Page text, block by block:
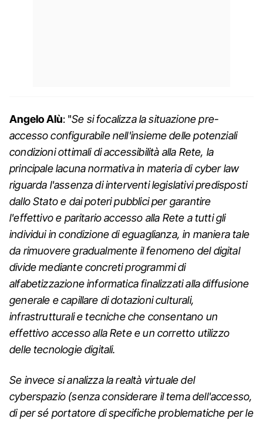
Angelo Alù: "Se si focalizza la situazione pre-
accesso configurabile nell'insieme delle potenziali
condizioni ottimali di accessibilità alla Rete, la
principale lacuna normativa in materia di cyber law
riguarda l'assenza di interventi legislativi predisposti
dallo Stato e dai poteri pubblici per garantire
l'effettivo e paritario accesso alla Rete a tutti gli
individui in condizione di eguaglianza, in maniera tale
da rimuovere gradualmente il fenomeno del digital
divide mediante concreti programmi di
alfabetizzazione informatica finalizzati alla diffusione
generale e capillare di dotazioni culturali,
infrastrutturali e tecniche che consentano un
effettivo accesso alla Rete e un corretto utilizzo
delle tecnologie digitali.
Se invece si analizza la realtà virtuale del
cyberspazio (senza considerare il tema dell'accesso,
di per sé portatore di specifiche problematiche per le